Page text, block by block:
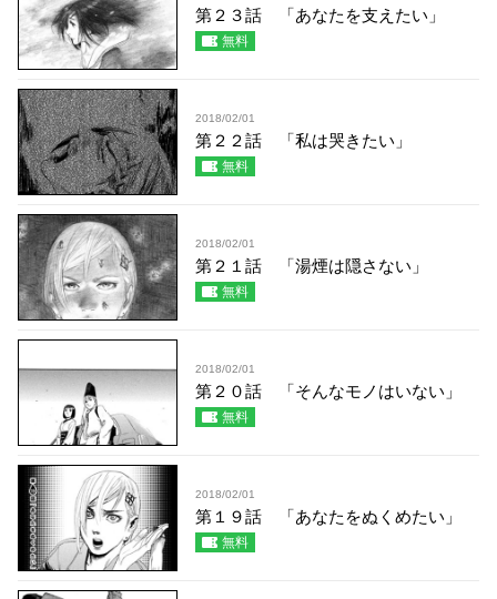
第２３話 「あなたを支えたい」
無料
2018/02/01
第２２話 「私は哭きたい」
無料
2018/02/01
第２１話 「湯煙は隠さない」
無料
2018/02/01
第２０話 「そんなモノはいない」
無料
2018/02/01
第１９話 「あなたをぬくめたい」
無料